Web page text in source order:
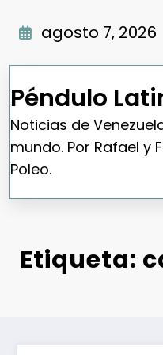
agosto 7, 2026
Péndulo
Noticias de
mundo. Por Rafael y
Poleo.
Etiqueta: